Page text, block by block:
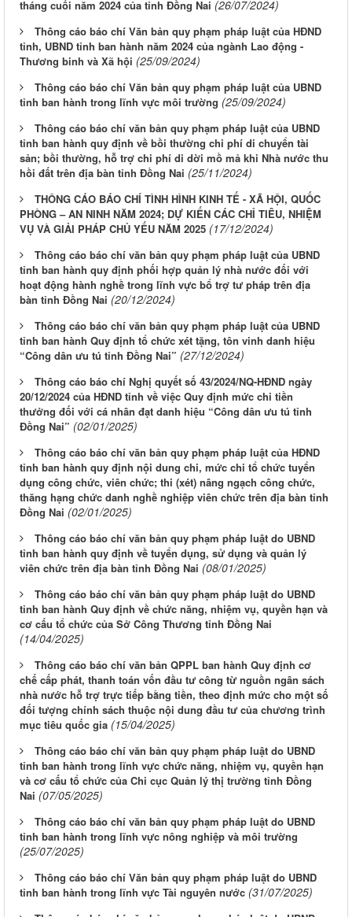
tháng cuối năm 2024 của tỉnh Đồng Nai (26/07/2024)
Thông cáo báo chí Văn bản quy phạm pháp luật của HĐND
tỉnh, UBND tỉnh ban hành năm 2024 của ngành Lao động -
Thương binh và Xã hội (25/09/2024)
Thông cáo báo chí Văn bản quy phạm pháp luật của UBND
tỉnh ban hành trong lĩnh vực môi trường (25/09/2024)
Thông cáo báo chí văn bản quy phạm pháp luật của UBND
tỉnh ban hành quy định về bồi thường chi phí di chuyển tài
sản; bồi thường, hỗ trợ chi phí di dời mồ mả khi Nhà nước thu
hồi đất trên địa bàn tỉnh Đồng Nai (25/11/2024)
THÔNG CÁO BÁO CHÍ TÌNH HÌNH KINH TẾ - XÃ HỘI, QUỐC
PHÒNG – AN NINH NĂM 2024; DỰ KIẾN CÁC CHỈ TIÊU, NHIỆM
VỤ VÀ GIẢI PHÁP CHỦ YẾU NĂM 2025 (17/12/2024)
Thông cáo báo chí văn bản quy phạm pháp luật của UBND
tỉnh ban hành quy định phối hợp quản lý nhà nước đối với
hoạt động hành nghề trong lĩnh vực bổ trợ tư pháp trên địa
bàn tỉnh Đồng Nai (20/12/2024)
Thông cáo báo chí văn bản quy phạm pháp luật của UBND
tỉnh ban hành Quy định tổ chức xét tặng, tôn vinh danh hiệu
“Công dân ưu tú tỉnh Đồng Nai” (27/12/2024)
Thông cáo báo chí Nghị quyết số 43/2024/NQ-HĐND ngày
20/12/2024 của HĐND tỉnh về việc Quy định mức chi tiền
thưởng đối với cá nhân đạt danh hiệu “Công dân ưu tú tỉnh
Đồng Nai” (02/01/2025)
Thông cáo báo chí văn bản quy phạm pháp luật của HĐND
tỉnh ban hành quy định nội dung chi, mức chi tổ chức tuyển
dụng công chức, viên chức; thi (xét) nâng ngạch công chức,
thăng hạng chức danh nghề nghiệp viên chức trên địa bàn tỉnh
Đồng Nai (02/01/2025)
Thông cáo báo chí văn bản quy phạm pháp luật do UBND
tỉnh ban hành quy định về tuyển dụng, sử dụng và quản lý
viên chức trên địa bàn tỉnh Đồng Nai (08/01/2025)
Thông cáo báo chí văn bản quy phạm pháp luật do UBND
tỉnh ban hành Quy định về chức năng, nhiệm vụ, quyền hạn và
cơ cấu tổ chức của Sở Công Thương tỉnh Đồng Nai
(14/04/2025)
Thông cáo báo chí văn bản QPPL ban hành Quy định cơ
chế cấp phát, thanh toán vốn đầu tư công từ nguồn ngân sách
nhà nước hỗ trợ trực tiếp bằng tiền, theo định mức cho một số
đối tượng chính sách thuộc nội dung đầu tư của chương trình
mục tiêu quốc gia (15/04/2025)
Thông cáo báo chí văn bản quy phạm pháp luật do UBND
tỉnh ban hành trong lĩnh vực chức năng, nhiệm vụ, quyền hạn
và cơ cấu tổ chức của Chi cục Quản lý thị trường tỉnh Đồng
Nai (07/05/2025)
Thông cáo báo chí văn bản quy phạm pháp luật do UBND
tỉnh ban hành trong lĩnh vực nông nghiệp và môi trường
(25/07/2025)
Thông cáo báo chí Văn bản quy phạm pháp luật do UBND
tỉnh ban hành trong lĩnh vực Tài nguyên nước (31/07/2025)